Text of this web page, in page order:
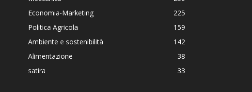
Economia-Marketing
225
Politica Agricola
159
Ambiente e sostenibilità
142
Alimentazione
38
satira
33